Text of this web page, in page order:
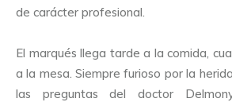
de carácter profesional.
El marqués llega tarde a la comida,
a la mesa. Siempre furioso por la
las preguntas del doctor